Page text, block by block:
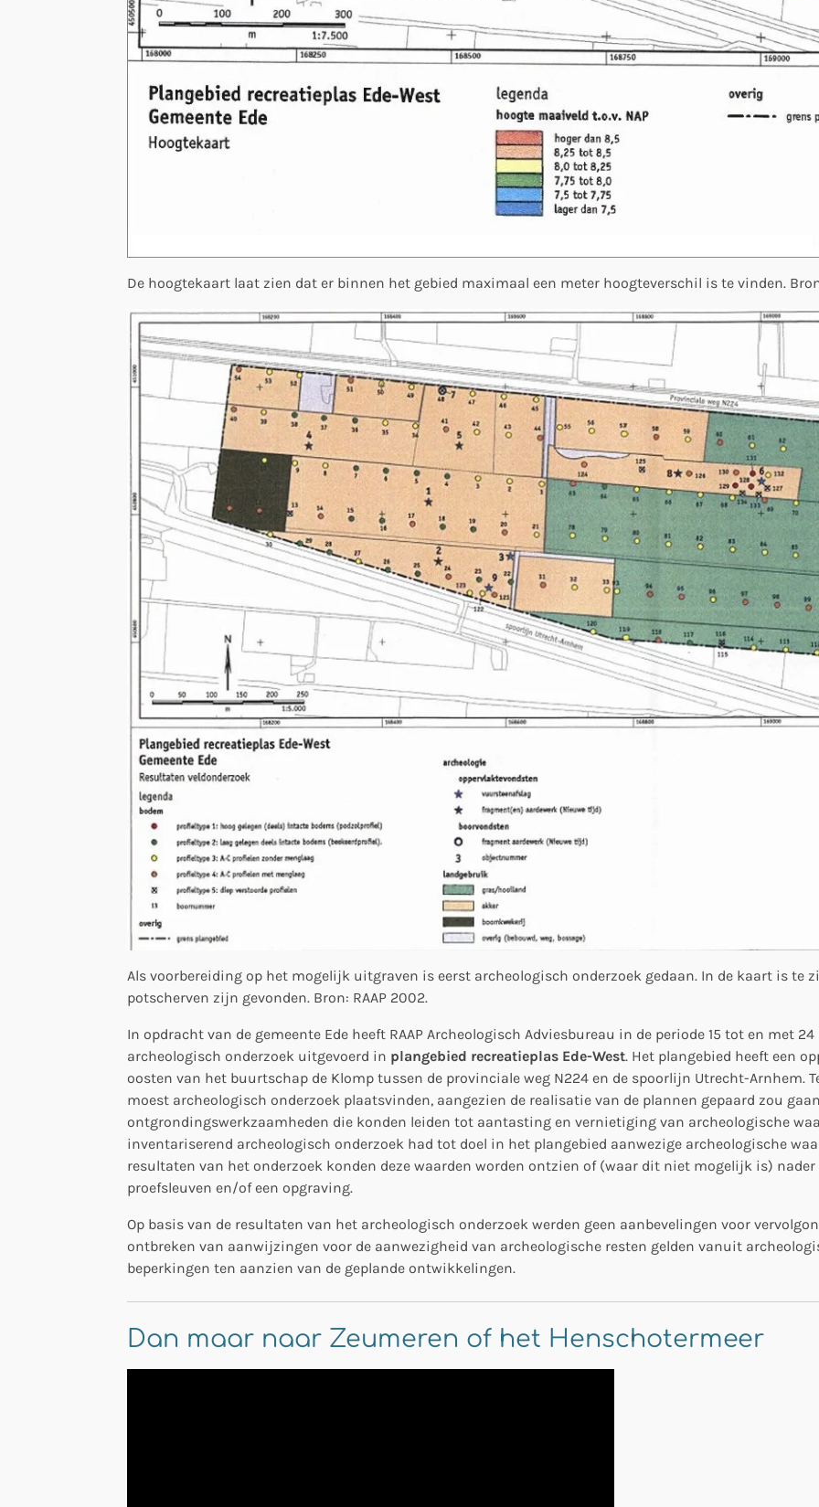
De hoogtekaart laat zien dat er binnen het gebied maximaal een meter hoogteverschil is te vinden.
Als voorbereiding op het mogelijk uitgraven is eerst archeologisch onderzoek gedaan. In de kaart is te
potscherven zijn gevonden. Bron: RAAP 2002.
In opdracht van de gemeente Ede heeft RAAP Archeologisch Adviesbureau in de periode 15 tot en met
archeologisch onderzoek uitgevoerd in plangebied recreatieplas Ede-West. Het plangebied heeft een
oosten van het buurtschap de Klomp tussen de provinciale weg N224 en de spoorlijn Utrecht-Arnhem.
moest archeologisch onderzoek plaatsvinden, aangezien de realisatie van de plannen gepaard zou
ontgrondingswerkzaamheden die konden leiden tot aantasting en vernietiging van archeologische
inventariserend archeologisch onderzoek had tot doel in het plangebied aanwezige archeologische
resultaten van het onderzoek konden deze waarden worden ontzien of (waar dit niet mogelijk is)
proefsleuven en/of een opgraving.
Op basis van de resultaten van het archeologisch onderzoek werden geen aanbevelingen voor
ontbreken van aanwijzingen voor de aanwezigheid van archeologische resten gelden vanuit
beperkingen ten aanzien van de geplande ontwikkelingen.
Dan maar naar Zeumeren of het Henschotermeer